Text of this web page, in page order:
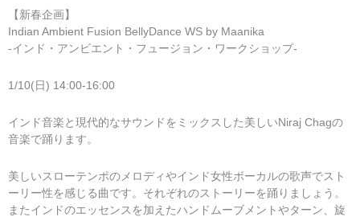
【新春企画】
Indian Ambient Fusion BellyDance WS by Maanika
-インド・アンビエント・フュージョン・ワークショップ-
1/10(日) 14:00-16:00
インド音楽と現代的なサウンドをミックスした美しいNiraj Chagの
音楽で踊ります。
美しいスローテンポのメロディやインド女性ボーカルの歌声でスト
ーリー性を感じる曲です。それぞれのストーリーを踊りましょう。
またインドのエッセンスを加えたハンドムーブメントやターン、旋